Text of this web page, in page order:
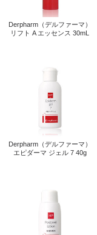
Derpharm（デルファーマ）
Derpharm（デルファーマ）
Derpharm（デルファーマ）